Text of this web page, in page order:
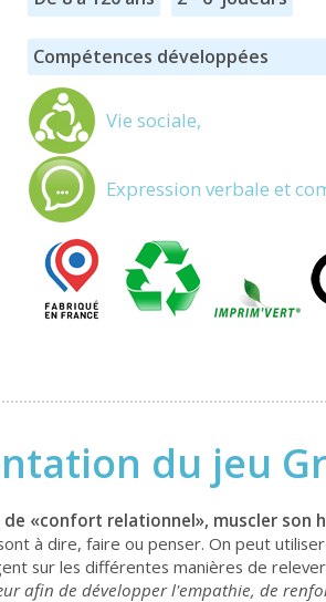
Compétences développées
Vie sociale,
Expression verbale et
du jeu
«confort relationnel», muscler son
à dire, faire ou penser. On peut
sur les différentes manières de
afin de développer l'empathie, de